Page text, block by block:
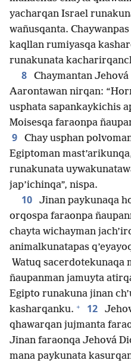
yacharqan Israel
wañusqanta.
kaqllan rumiyasqa
runakunata
8
Chaymantan
Aarontawan nirqan:
usphata sapankaykichis
Moisesqa faraonpa
9
Chay usphan
Egiptoman
runakunata
jap’ichinqa”, nispa.
10
Jinan paykunaqa
orqospa faraonpa
chayta wichayman
animalkunatapas
Watuq sacerdotekunaqa
ñaupanman jamuyta
Egipto runakuna jinan
kasharqanku. + 12
qhawarqan jujmanta
Jinan faraonqa Jehová
mana paykunata